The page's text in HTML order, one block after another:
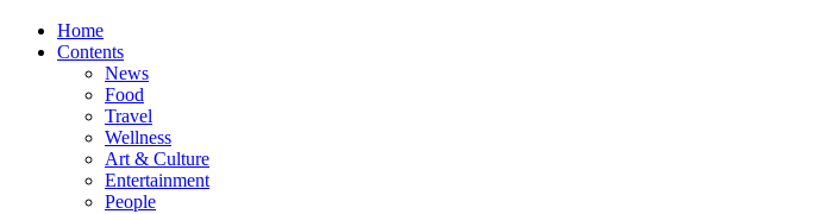
Home
Contents
News
Food
Travel
Wellness
Art & Culture
Entertainment
People